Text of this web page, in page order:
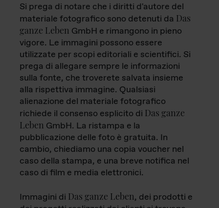
Si prega di notare che i diritti d'autore del
materiale fotografico sono detenuti da Das
ganze Leben GmbH e rimangono in pieno
vigore. Le immagini possono essere
utilizzate per scopi editoriali e scientifici. Si
prega di allegare sempre le informazioni
sulla fonte, che troverete salvata insieme
alla rispettiva immagine. Qualsiasi
alienazione del materiale fotografico
richiede il consenso esplicito di Das ganze
Leben GmbH. La ristampa e la
pubblicazione delle foto è gratuita. In
cambio, chiediamo una copia voucher nel
caso della stampa, e una breve notifica nel
caso di film e media elettronici.
Immagini di Das ganze Leben, dei prodotti e